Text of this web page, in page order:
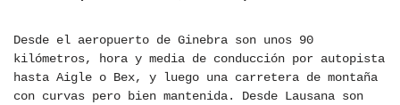
Desde el aeropuerto de Ginebra son unos 90
kilómetros, hora y media de conducción por autopista
hasta Aigle o Bex, y luego una carretera de montaña
con curvas pero bien mantenida. Desde Lausana son